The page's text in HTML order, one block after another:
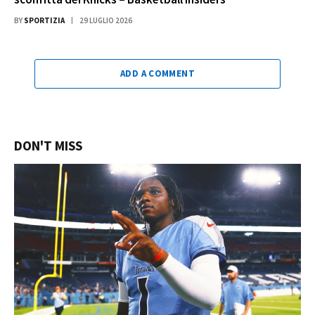
BY SPORTIZIA 29 LUGLIO 2026
ADD A COMMENT
DON'T MISS